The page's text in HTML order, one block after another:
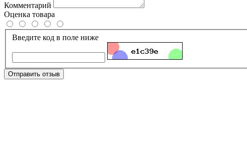
Комментарий
Оценка товара
Введите код в поле ниже
Отправить отзыв